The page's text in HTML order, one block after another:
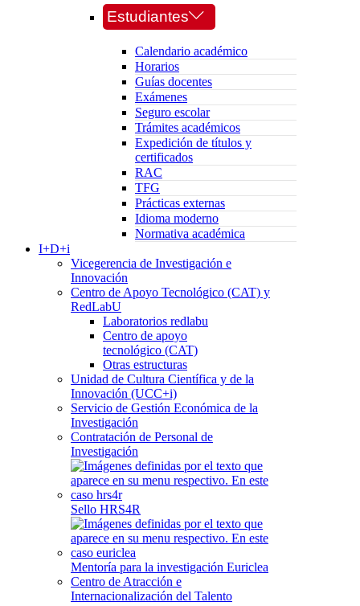
Estudiantes
Calendario académico
Horarios
Guías docentes
Exámenes
Seguro escolar
Trámites académicos
Expedición de títulos y
certificados
RAC
TFG
Prácticas externas
Idioma moderno
Normativa académica
I+D+i
Vicegerencia de Investigación e
Innovación
Centro de Apoyo Tecnológico (CAT) y
RedLabU
Laboratorios redlabu
Centro de apoyo
tecnológico (CAT)
Otras estructuras
Unidad de Cultura Científica y de la
Innovación (UCC+i)
Servicio de Gestión Económica de la
Investigación
Contratación de Personal de
Investigación
Sello HRS4R
Mentoría para la investigación Euriclea
Centro de Atracción e
Internacionalización del Talento